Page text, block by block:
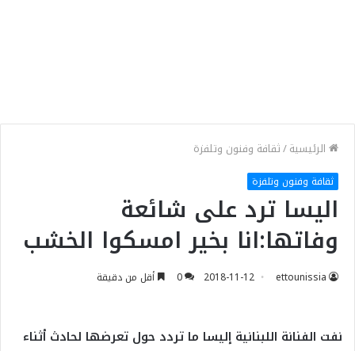
الرئيسية/ثقافة وفنون وتلفزة
ثقافة وفنون وتلفزة
اليسا ترد على شائعة
وفاتها:انا بخير امسكوا الخشب
ettounissia
2018-11-12
0 أقل من دقيقة
نفت الفنانة اللبنانية إليسا ما تردد حول تعرضها لحادث أثناء